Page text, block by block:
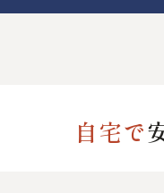
自宅で